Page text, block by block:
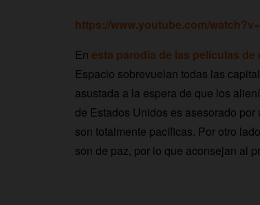
https://www.youtube.com/
En esta parodia de las películas
Espacio sobrevuelan todas las
asustada a la espera de que los
de Estados Unidos es asesorado
son totalmente pacíficas. Por otro
son de paz, por lo que aconsejan al